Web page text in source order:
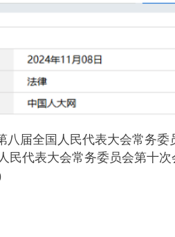
八届全国人民代表大会常务
代表大会常务委员会第十